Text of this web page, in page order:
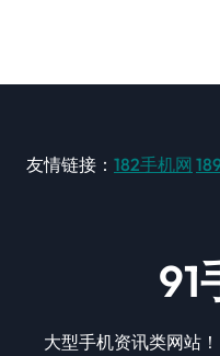
友情链接： 182手机网
91
大型手机资讯类网站